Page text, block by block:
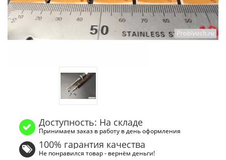
Доступность: На складе
Принимаем заказ в работу в день оформления
100% гарантия качества
Не понравился товар - вернём деньги!